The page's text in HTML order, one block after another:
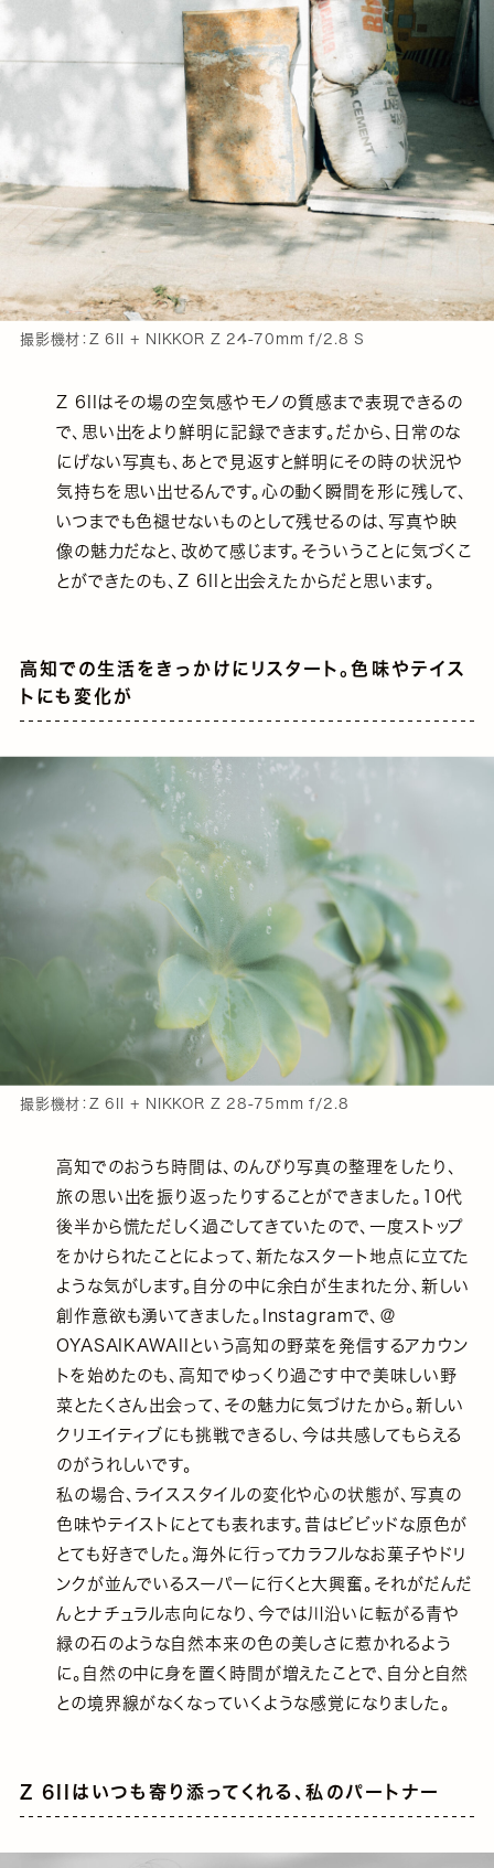
撮影機材：Z 6II + NIKKOR Z 24-70mm f/2.8 S
Z 6IIはその場の空気感やモノの質感まで表現できるの
で、思い出をより鮮明に記録できます。だから、日常のな
にげない写真も、あとで見返すと鮮明にその時の状況や
気持ちを思い出せるんです。心の動く瞬間を形に残して、
いつまでも色褪せないものとして残せるのは、写真や映
像の魅力だなと、改めて感じます。そういうことに気づくこ
とができたのも、Z 6IIと出会えたからだと思います。
高知での生活をきっかけにリスタート。色味やテイス
トにも変化が
撮影機材：Z 6II + NIKKOR Z 28-75mm f/2.8
高知でのおうち時間は、のんびり写真の整理をしたり、
旅の思い出を振り返ったりすることができました。10代
後半から慌ただしく過ごしてきていたので、一度ストップ
をかけられたことによって、新たなスタート地点に立てた
ような気がします。自分の中に余白が生まれた分、新しい
創作意欲も湧いてきました。Instagramで、＠
OYASAIKAWAIIという高知の野菜を発信するアカウン
トを始めたのも、高知でゆっくり過ごす中で美味しい野
菜とたくさん出会って、その魅力に気づけたから。新しい
クリエイティブにも挑戦できるし、今は共感してもらえる
のがうれしいです。
私の場合、ライススタイルの変化や心の状態が、写真の
色味やテイストにとても表れます。昔はビビッドな原色が
とても好きでした。海外に行ってカラフルなお菓子やドリ
ンクが並んでいるスーパーに行くと大興奮。それがだんだ
んとナチュラル志向になり、今では川沿いに転がる青や
緑の石のような自然本来の色の美しさに惹かれるよう
に。自然の中に身を置く時間が増えたことで、自分と自然
との境界線がなくなっていくような感覚になりました。
Z 6IIはいつも寄り添ってくれる、私のパートナー